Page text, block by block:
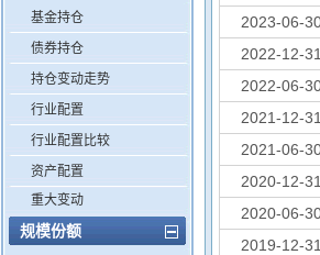
基金持仓
债券持仓
持仓变动走势
行业配置
行业配置比较
资产配置
重大变动
规模份额
2023-06-
2022-12-31
2022-06-
2021-12-31
2021-06-
2020-12-31
2020-06-
2019-12-31